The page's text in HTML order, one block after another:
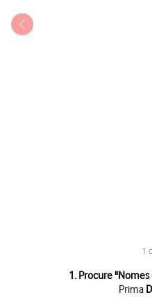
1
1. Procure "Nomes
Prima